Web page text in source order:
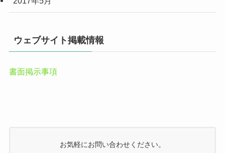
ウェブサイト掲載情報
書面掲示事項
お気軽にお問い合わせください。